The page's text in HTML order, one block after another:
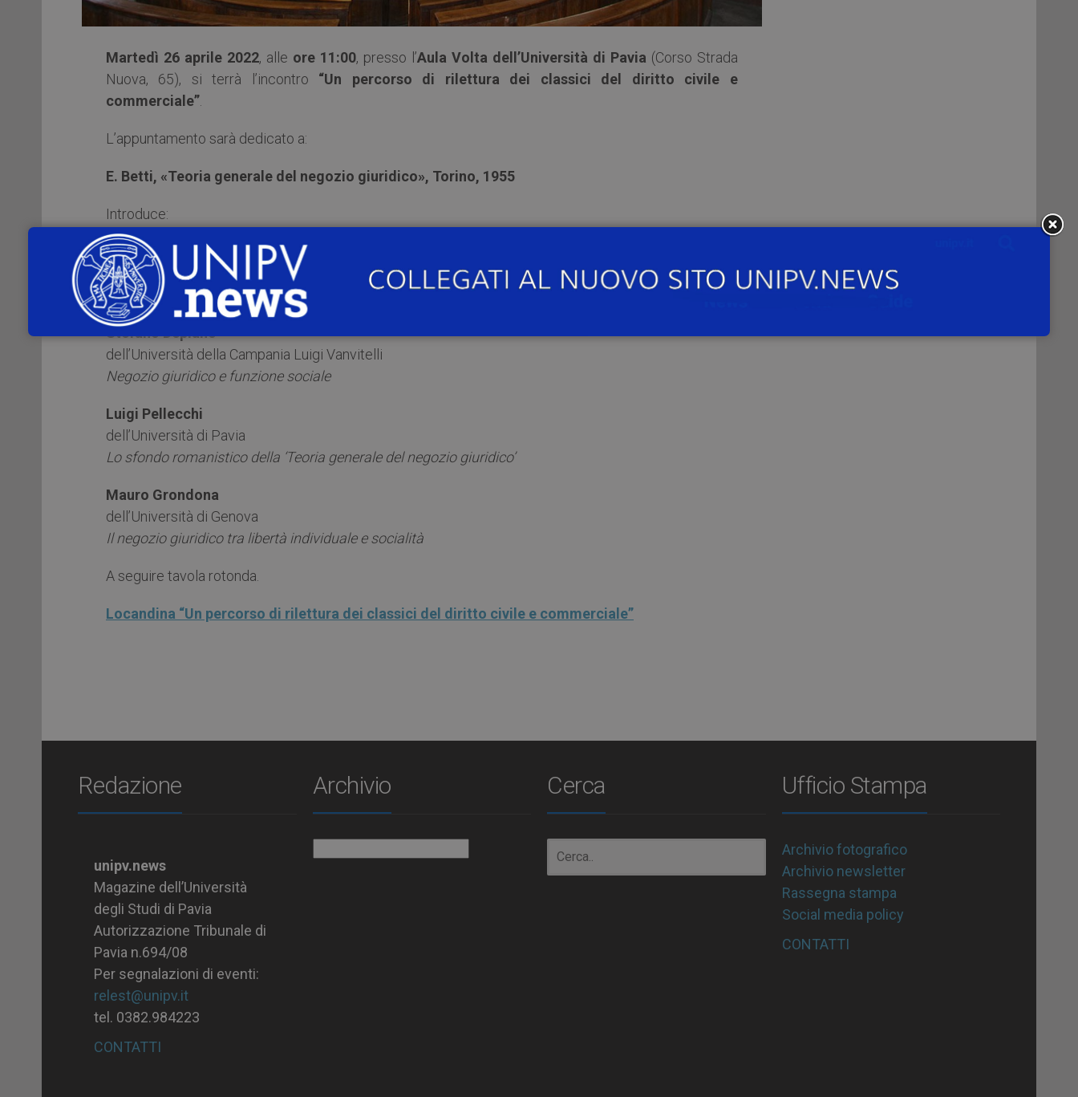
Martedì 26 aprile 2022, alle ore 11:00, presso l’Aula Volta dell’Università di Pavia (Corso Strada
Nuova, 65), si terrà l’incontro “Un percorso di rilettura dei classici del diritto civile e
commerciale”
L’appuntamento sarà dedicato a:
E. Betti, «Teoria generale del negozio giuridico», Torino, 1955
Introduce:
Vittorio Bachelet
dell’Università Cattolica di Milano
Intervengono:
Stefano Deplano
dell’Università della Campania Luigi Vanvitelli
Negozio giuridico e funzione sociale
Luigi Pellecchi
dell’Università di Pavia
Lo sfondo romanistico della ‘Teoria generale del negozio giuridico’
Mauro Grondona
dell’Università di Genova
Il negozio giuridico tra libertà individuale e socialità
A seguire tavola rotonda.
Locandina “Un percorso di rilettura dei classici del diritto civile e commerciale”
Redazione
unipv.news
Magazine dell’Università
degli Studi di Pavia
Autorizzazione Tribunale di
Pavia n.694/08
Per segnalazioni di eventi:
relest@unipv.it
tel. 0382.984223
CONTATTI
Archivio Cerca Ufficio Stampa
Archivio fotografico
Archivio newsletter
Rassegna stampa
Social media policy
CONTATTI